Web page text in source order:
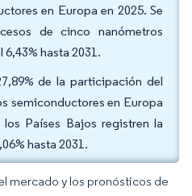
en Europa en 2025. Se
de cinco nanómetros
hasta 2031.
de la participación del
semiconductores en Europa
Países Bajos registren la
hasta 2031.
mercado y los pronósticos de